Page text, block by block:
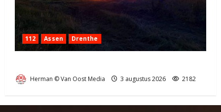
112 Assen Drenthe
Herman © Van Oost Media 3 augustus 2026 2182